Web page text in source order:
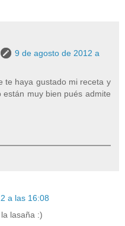
9 de agosto de 2012 a
te haya gustado mi receta y
muy bien pués admite
a las 16:08
lasaña :)